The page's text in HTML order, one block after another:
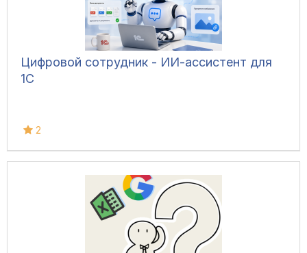
Цифровой сотрудник - ИИ-ассистент для
1С
2